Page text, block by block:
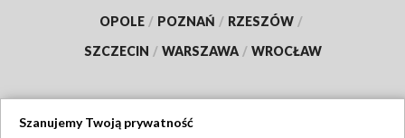
OPOLE / POZNAŃ / RZESZÓW /
SZCZECIN / WARSZAWA / WROCŁAW
Szanujemy Twoją prywatność